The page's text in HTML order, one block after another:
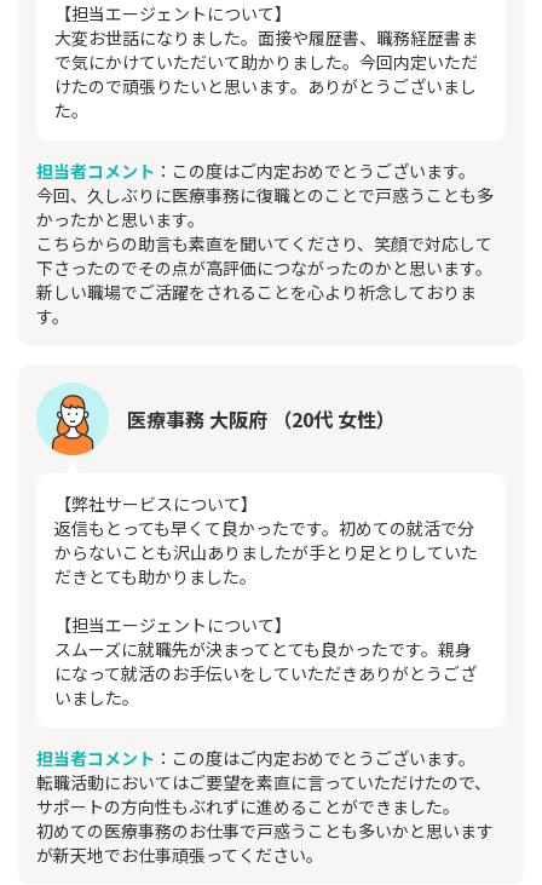
【担当エージェントについて】
大変お世話になりました。面接や履歴書、職務経歴書ま
で気にかけていただいて助かりました。今回内定いただ
けたので頑張りたいと思います。ありがとうございまし
た。
担当者コメント ：この度はご内定おめでとうございます。
今回、久しぶりに医療事務に復職とのことで戸惑うことも多
かったかと思います。
こちらからの助言も素直を聞いてくださり、笑顔で対応して
下さったのでその点が高評価につながったのかと思います。
新しい職場でご活躍をされることを心より祈念しておりま
す。
医療事務 大阪府 （20代 女性）
【弊社サービスについて】
返信もとっても早くて良かったです。初めての就活で分
からないことも沢山ありましたが手とり足とりしていた
だきとても助かりました。
【担当エージェントについて】
スムーズに就職先が決まってとても良かったです。親身
になって就活のお手伝いをしていただきありがとうござ
いました。
担当者コメント ：この度はご内定おめでとうございます。
転職活動においてはご要望を素直に言っていただけたので、
サポートの方向性もぶれずに進めることができました。
初めての医療事務のお仕事で戸惑うことも多いかと思います
が新天地でお仕事頑張ってください。